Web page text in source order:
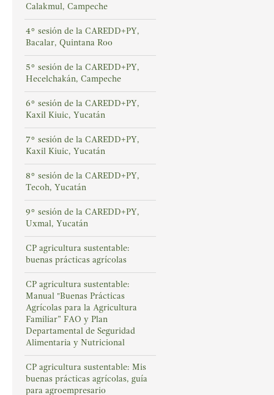
Calakmul, Campeche
4° sesión de la CAREDD+PY,
Bacalar, Quintana Roo
5° sesión de la CAREDD+PY,
Hecelchakán, Campeche
6° sesión de la CAREDD+PY,
Kaxil Kiuic, Yucatán
7° sesión de la CAREDD+PY,
Kaxil Kiuic, Yucatán
8° sesión de la CAREDD+PY,
Tecoh, Yucatán
9° sesión de la CAREDD+PY,
Uxmal, Yucatán
CP agricultura sustentable:
buenas prácticas agrícolas
CP agricultura sustentable:
Manual "Buenas Prácticas
Agrícolas para la Agricultura
Familiar” FAO y Plan
Departamental de Seguridad
Alimentaria y Nutricional
CP agricultura sustentable: Mis
buenas prácticas agrícolas, guía
para agroempresario